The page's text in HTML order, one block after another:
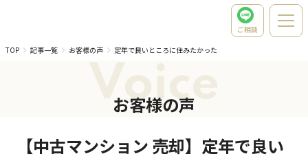
ご相談
TOP
記事一覧 お客様の声 定年で良いところに住みたかった
Voice
お客様の声
【中古マンション 売却】定年で良い